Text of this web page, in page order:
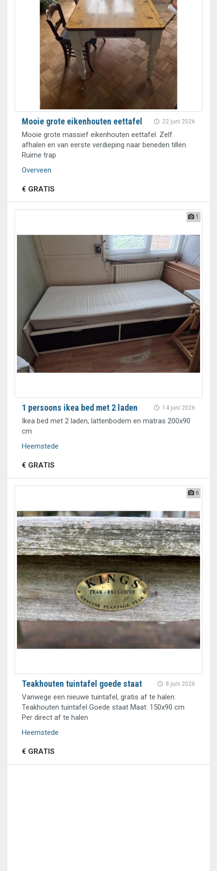
22 juni 2026
Mooie grote eikenhouten eettafel
Mooie grote massief eikenhouten eettafel. Zelf
afhalen en van eerste verdieping naar beneden tillen.
Ruime trap
Overveen
€ GRATIS
1
14 juni 2026
1 persoons ikea bed met 2 laden
Ikea bed met 2 laden, lattenbodem en matras 200x90
cm
Heemstede
€ GRATIS
6
8 juni 2026
Teakhouten tuintafel goede staat
Vanwege een nieuwe tuintafel, gratis af te halen:
Teakhouten tuintafel Goede staat Maat: 150x90 cm
Per direct af te halen
Heemstede
€ GRATIS